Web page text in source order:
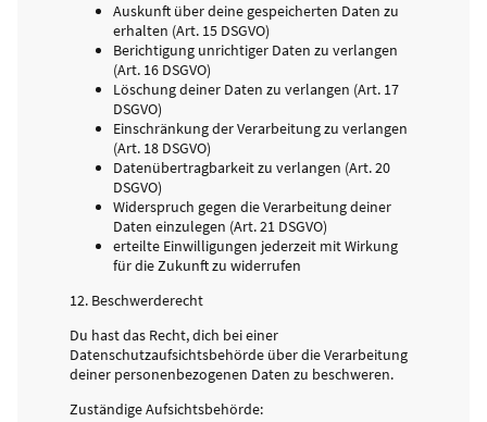
Auskunft über deine gespeicherten Daten zu
erhalten (Art. 15 DSGVO)
Berichtigung unrichtiger Daten zu verlangen
(Art. 16 DSGVO)
Löschung deiner Daten zu verlangen (Art. 17
DSGVO)
Einschränkung der Verarbeitung zu verlangen
(Art. 18 DSGVO)
Datenübertragbarkeit zu verlangen (Art. 20
DSGVO)
Widerspruch gegen die Verarbeitung deiner
Daten einzulegen (Art. 21 DSGVO)
erteilte Einwilligungen jederzeit mit Wirkung
für die Zukunft zu widerrufen
12. Beschwerderecht
Du hast das Recht, dich bei einer
Datenschutzaufsichtsbehörde über die Verarbeitung
deiner personenbezogenen Daten zu beschweren.
Zuständige Aufsichtsbehörde: